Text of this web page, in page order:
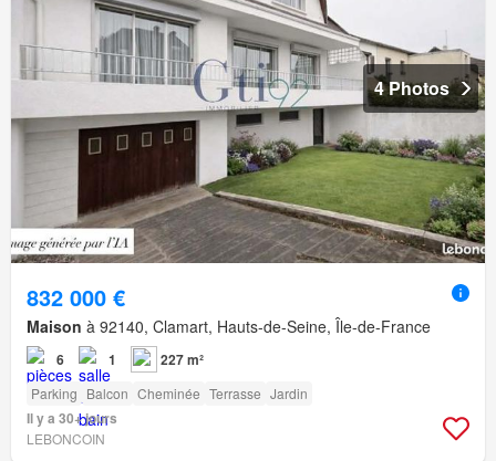
4 Photos
832 000 €
Maison à 92140, Clamart, Hauts-de-Seine, Île-de-France
6 1 227 m²
Parking Balcon Cheminée Terrasse Jardin
Il y a 30+ jours
LEBONCOIN